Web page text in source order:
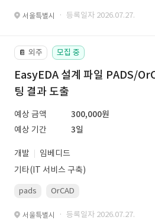
서울특별시 · 등록일자 2026.07.27.
📔 외주 모집 중
EasyEDA 설계 파일 PADS/
팅 결과 도출
예상 금액
300,000원
예상 기간
3일
개발
임베디드
기타(IT 서비스 구축)
pads OrCAD
서울특별시 · 등록일자 2026.07.27.